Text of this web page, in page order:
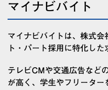
マイナビバイト
マイナビバイトは、株式会
ト・パート採用に特化した
テレビCMや交通広告など
が高く、学生やフリーター